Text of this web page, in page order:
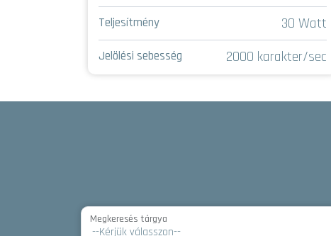
Teljesítmény 30 Watt
Jelölési sebesség 2000 karakter/sec
Megkeresés tárgya